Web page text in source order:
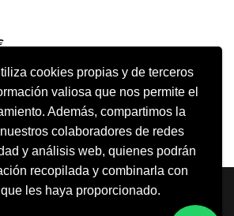
cookies propias y de terceros
valiosa que nos permite el
Además, compartimos la
colaboradores de redes
y análisis web, quienes podrán
recopilada y combinarla con
les haya proporcionado.
gracias a WordPress